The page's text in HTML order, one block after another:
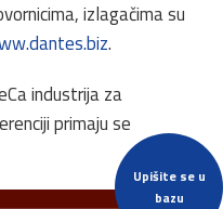
Upišite se u
bazu
izlagačima su
.
industrija za
primaju se